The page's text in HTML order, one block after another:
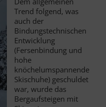
Trend folgend, was
auch der
Bindungstechnischen
Entwicklung
(Fersenbindung und
hohe
knöchelumspannende
Skischuhe) geschuldet
war, wurde das
Bergaufsteigen mit